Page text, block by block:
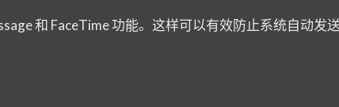
和 FaceTime 功能。这样可以有效防止系统自动发